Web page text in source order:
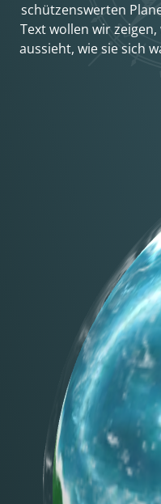
schützenswerten
Text wollen wir
aussieht, wie sie sich